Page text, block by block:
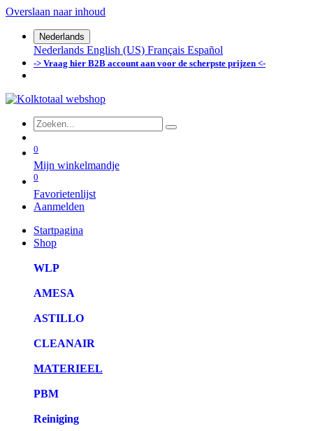
Overslaan naar inhoud
Nederlands
Nederlands English (US) Français Español
-> Vraag hier B2B account aan voor de scherpste prijzen <-
0
Mijn winkelmandje
0
Favorietenlijst
Aanmelden
Startpagina
Shop
WLP
AMESA
ASTILLO
CLEANAIR
MATERIEEL
PBM
Reiniging